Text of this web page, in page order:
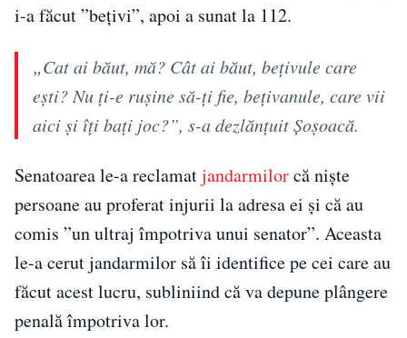
i-a făcut ”bețivi”, apoi a sunat la 112.
„Cat ai băut, mă? Cât ai băut, bețivule care
ești? Nu ți-e rușine să-ți fie, bețivanule, care vii
aici și îți bați joc?”, s-a dezlănțuit Șoșoacă.
Senatoarea le-a reclamatjandarmilorcă niște
persoane au proferat injurii la adresa ei și că au
comis ”un ultraj împotriva unui senator”. Aceasta
le-a cerut jandarmilor să îi identifice pe cei care au
făcut acest lucru, subliniind că va depune plângere
penală împotriva lor.